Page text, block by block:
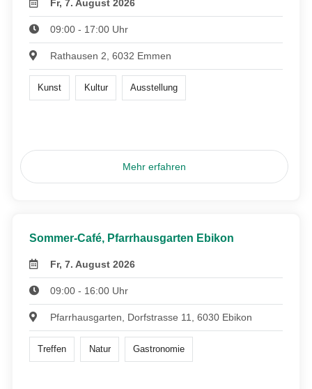
Fr, 7. August 2026
09:00 - 17:00 Uhr
Rathausen 2, 6032 Emmen
Kunst Kultur Ausstellung
Mehr erfahren
Sommer-Café, Pfarrhausgarten Ebikon
Fr, 7. August 2026
09:00 - 16:00 Uhr
Pfarrhausgarten, Dorfstrasse 11, 6030 Ebikon
Treffen Natur Gastronomie